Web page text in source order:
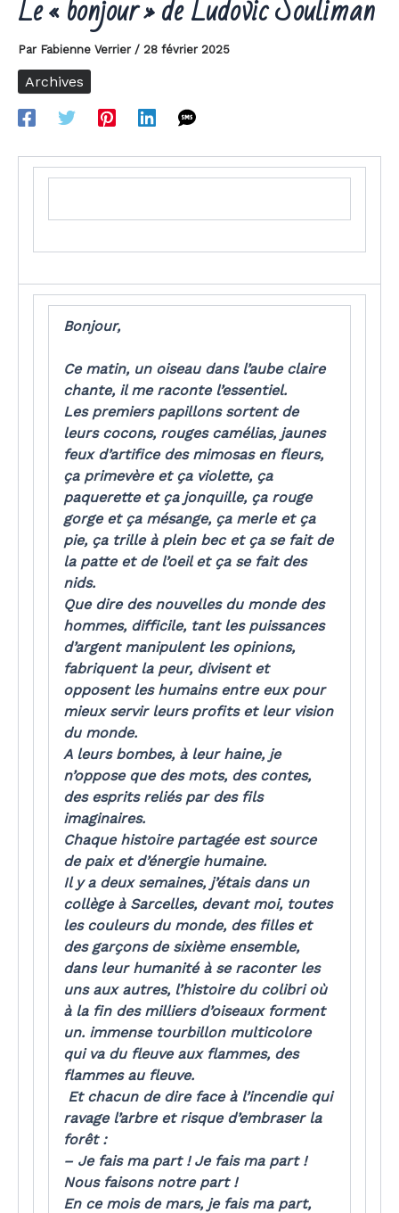
Par Fabienne Verrier / 28 février 2025
Archives
Bonjour,
Ce matin, un oiseau dans l’aube claire
chante, il me raconte l’essentiel.
Les premiers papillons sortent de
leurs cocons, rouges camélias, jaunes
feux d’artifice des mimosas en fleurs,
ça primevère et ça violette, ça
paquerette et ça jonquille, ça rouge
gorge et ça mésange, ça merle et ça
pie, ça trille à plein bec et ça se fait de
la patte et de l’oeil et ça se fait des
nids.
Que dire des nouvelles du monde des
hommes, difficile, tant les puissances
d’argent manipulent les opinions,
fabriquent la peur, divisent et
opposent les humains entre eux pour
mieux servir leurs profits et leur vision
du monde.
A leurs bombes, à leur haine, je
n’oppose que des mots, des contes,
des esprits reliés par des fils
imaginaires.
Chaque histoire partagée est source
de paix et d’énergie humaine.
Il y a deux semaines, j’étais dans un
collège à Sarcelles, devant moi, toutes
les couleurs du monde, des filles et
des garçons de sixième ensemble,
dans leur humanité à se raconter les
uns aux autres, l’histoire du colibri où
à la fin des milliers d’oiseaux forment
un. immense tourbillon multicolore
qui va du fleuve aux flammes, des
flammes au fleuve.
Et chacun de dire face à l’incendie qui
ravage l’arbre et risque d’embraser la
forêt :
– Je fais ma part ! Je fais ma part !
Nous faisons notre part !
En ce mois de mars, je fais ma part,